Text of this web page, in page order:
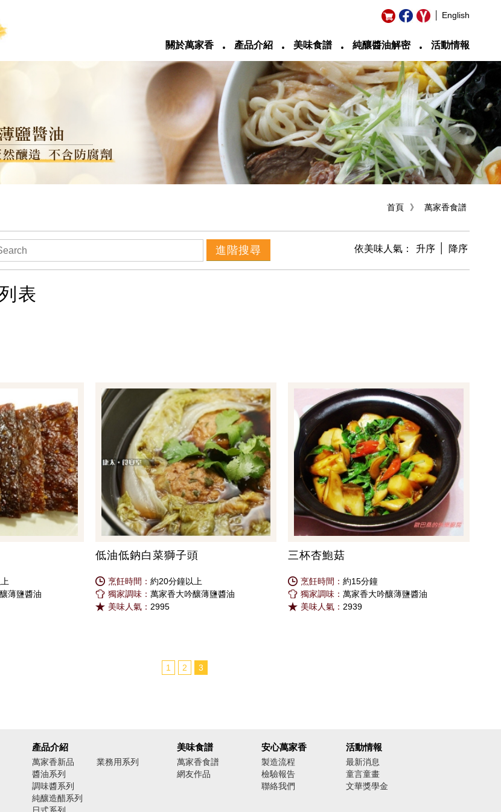
│ English
關於萬家香 ‧ 產品介紹 ‧ 美味食譜 ‧ 純釀醬油解密 ‧ 活動情報
萬家香食譜
》
首頁
降序
升序
依美味人氣：
表
薄鹽醬油
低油低鈉白菜獅子頭
烹飪時間： 約20分鐘以上
獨家調味： 萬家香大吟釀薄鹽醬油
美味人氣： 2995
三杯杏鮑菇
烹飪時間：約15分鐘
獨家調味：萬家香大吟釀薄鹽醬油
美味人氣： 2939
1 2 3
產品介紹
萬家香新品
醬油系列
調味醬系列
純釀造醋系列
業務用系列
美味食譜
萬家香食譜
網友作品
安心萬家香
製造流程
檢驗報告
聯絡我們
活動情報
最新消息
童言童畫
文華獎學金